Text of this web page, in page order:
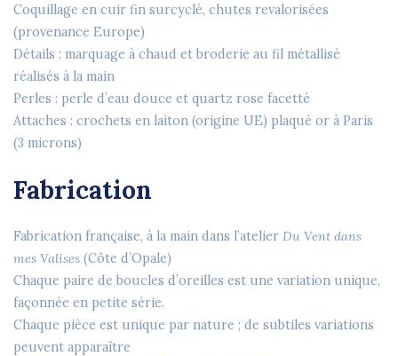
Coquillage en cuir fin surcyclé, chutes revalorisées
(provenance Europe)
Détails : marquage à chaud et broderie au fil métallisé
réalisés à la main
Perles : perle d’eau douce et quartz rose facetté
Attaches : crochets en laiton (origine UE) plaqué or à Paris
(3 microns)
Fabrication
Fabrication française, à la main dans l’atelier Du Vent dans
mes Valises (Côte d’Opale)
Chaque paire de boucles d’oreilles est une variation unique,
façonnée en petite série.
Chaque pièce est unique par nature ; de subtiles variations
peuvent apparaître